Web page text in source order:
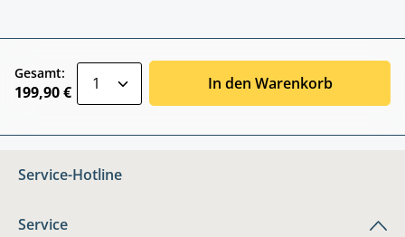
Gesamt:
199,90 € In den Warenkorb
Service-Hotline
Service